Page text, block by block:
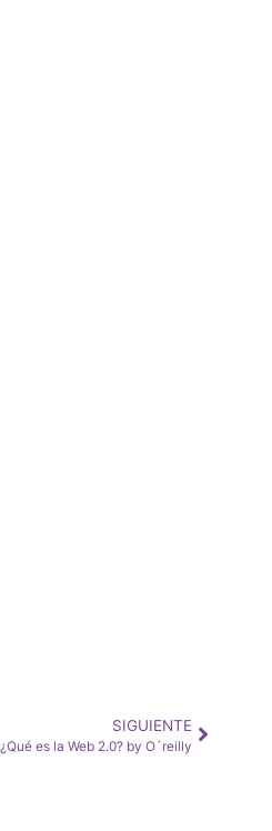
SIGUIENTE
¿Qué es la Web 2.0? by O´reilly